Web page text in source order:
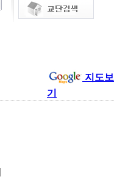
지도보
기